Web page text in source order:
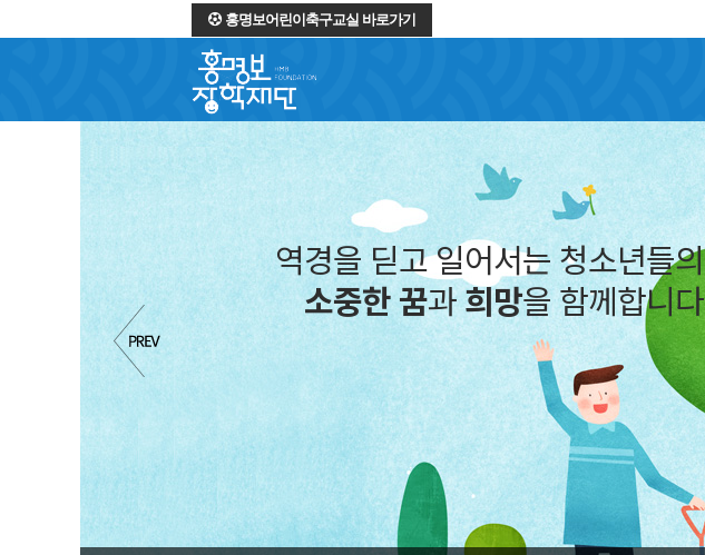
홍명보어린이축구교실 바로가기
역경을 딛고 일어서는 청소년들의
소중한 꿈과희망을 함께합니다